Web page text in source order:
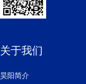
关于我们
昊阳简介